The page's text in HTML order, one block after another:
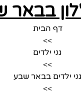
בבאר
דף הבית
>>
גני ילדים
>>
גני ילדים בבאר שבע
>>